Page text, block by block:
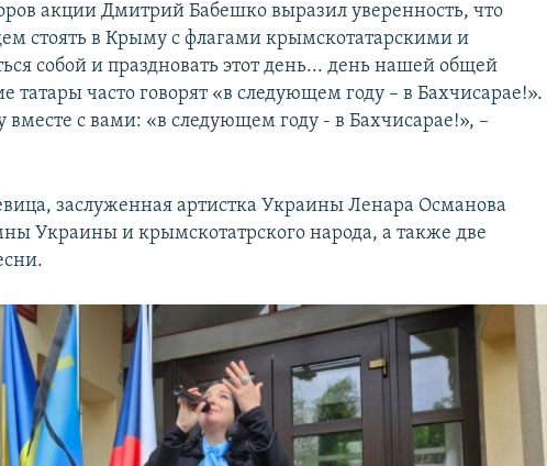
акции Дмитрий Бабешко выразил уверенность, что
стоять в Крыму с флагами крымскотатарскими и
собой и праздновать этот день... день нашей общей
часто говорят «в следующем году – в Бахчисарае!».
с вами: «в следующем году - в Бахчисарае!», –
заслуженная артистка Украины Ленара Османова
Украины и крымскотатрского народа, а также две